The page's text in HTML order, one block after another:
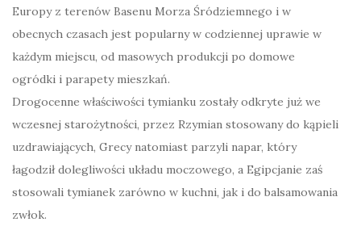
Europy z terenów Basenu Morza Śródziemnego i w
obecnych czasach jest popularny w codziennej uprawie w
każdym miejscu, od masowych produkcji po domowe
ogródki i parapety mieszkań.
Drogocenne właściwości tymianku zostały odkryte już we
wczesnej starożytności, przez Rzymian stosowany do kąpieli
uzdrawiających, Grecy natomiast parzyli napar, który
łagodził dolegliwości układu moczowego, a Egipcjanie zaś
stosowali tymianek zarówno w kuchni, jak i do balsamowania
zwłok.